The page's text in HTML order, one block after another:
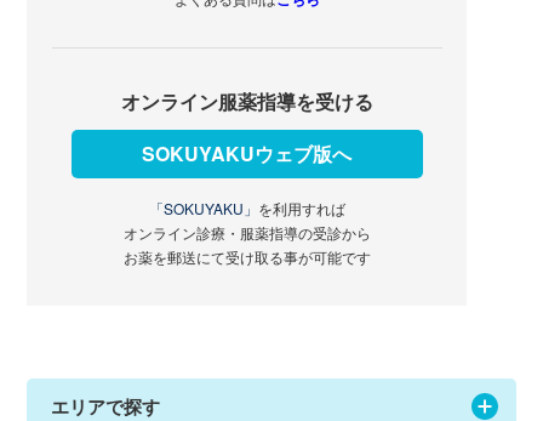
オンライン服薬指導を受ける
SOKUYAKUウェブ版へ
「SOKUYAKU」 を利用すれば
オンライン診療・服薬指導の受診から
お薬を郵送にて受け取る事が可能です
エリアで探す